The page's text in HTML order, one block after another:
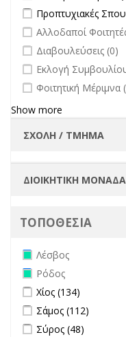
ApplyΠροπτυχιακές
undefined
Αλλοδαποί
undefined
Διαβουλεύσεις (0)
undefined
Εκλογή
undefined
Φοιτητική Μέριμνα
Show more
ΤΟΠΟΘΕΣΙΑ
Remove Λέσβος filter
Λέσβος
Remove Ρόδος filter
Ρόδος
Apply Χίος filter
Χίος (134)
Apply Σάμος filter
Σάμος (112)
Apply Σύρος filter
Σύρος (48)